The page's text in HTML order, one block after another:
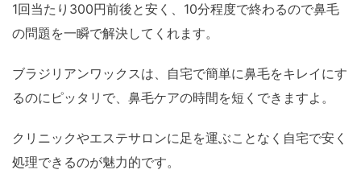
1回当たり300円前後と安く、10分程度で終わるので鼻毛
の問題を一瞬で解決してくれます。
ブラジリアンワックスは、自宅で簡単に鼻毛をキレイにす
るのにピッタリで、鼻毛ケアの時間を短くできますよ。
クリニックやエステサロンに足を運ぶことなく自宅で安く
処理できるのが魅力的です。